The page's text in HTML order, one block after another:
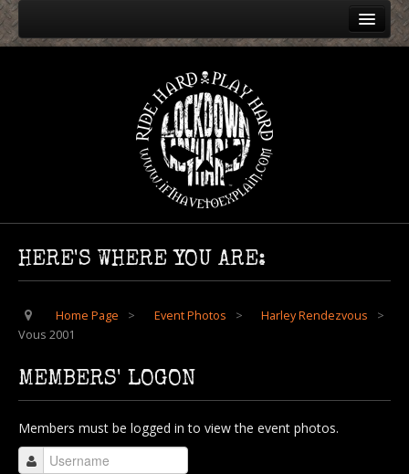
Home
Harley Rendezvous
Vous 2010
Vous 2008
Vous 2009
Vous 2007
Vous 2006
HERE'S WHERE YOU ARE:
Home Page > Event Photos > Harley Rendezvous
>
Vous 2001
MEMBERS' LOGON
Members must be logged in to view the event photos.